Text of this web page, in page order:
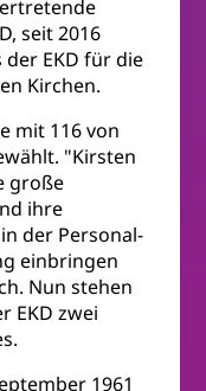
seit 2016
EKD für die
Kirchen.
mit 116 von
"Kirsten
große
ihre
der Personal-
einbringen
Nun stehen
EKD zwei
1961